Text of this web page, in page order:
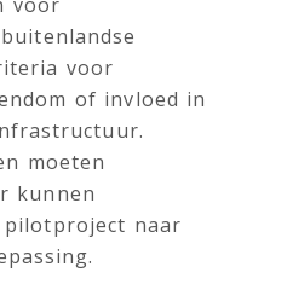
voor
of invloed in
moeten
kunnen
naar